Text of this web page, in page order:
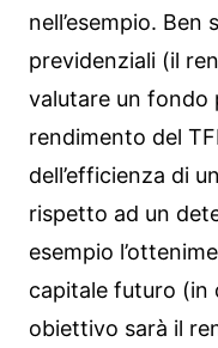
nell’esempio.
previdenziali (il
valutare un fondo
rendimento del
dell’efficienza di
rispetto ad un
esempio
capitale futuro (in
obiettivo sarà il